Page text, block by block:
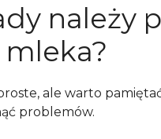
należy
ale warto
problemów.